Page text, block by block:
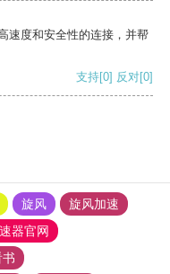
速度和安全性的连接，并帮
支持[0] 反对[0]
旋风
旋风加速
器官网
书